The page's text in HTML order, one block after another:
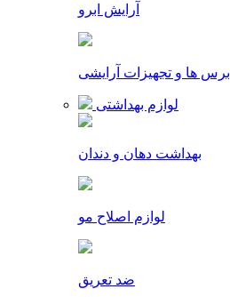
آرایش ابرو
برس ها و تجهیزات آرایشی
لوازم بهداشتی
بهداشت دهان و دندان
لوازم اصلاح مو
ضد تعریق